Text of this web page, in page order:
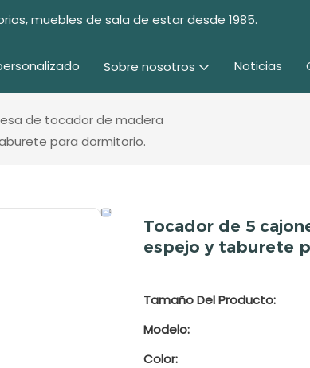
muebles de sala de estar desde 1985.
Sobre nosotros Noticias
de tocador de madera
para dormitorio.
Tocador de 5
espejo y taburete
Tamaño Del Producto:
Modelo:
Color: